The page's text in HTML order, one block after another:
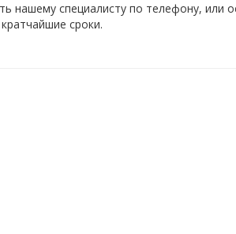
специалисту по телефону, или
сроки.